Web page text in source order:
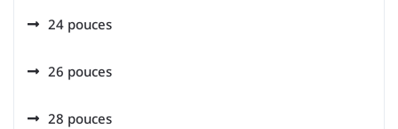
24 pouces
26 pouces
28 pouces